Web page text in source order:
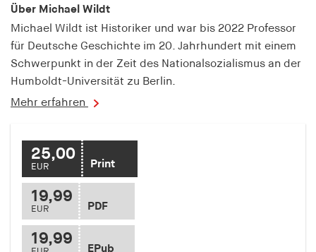
Über Michael Wildt
Michael Wildt ist Historiker und war bis 2022 Professor
für Deutsche Geschichte im 20. Jahrhundert mit einem
Schwerpunkt in der Zeit des Nationalsozialismus an der
Humboldt-Universität zu Berlin.
Mehr erfahren
25,00
EUR Print
19,99
EUR PDF
19,99
EPub
Cookie Laufzeit:
7 Tage